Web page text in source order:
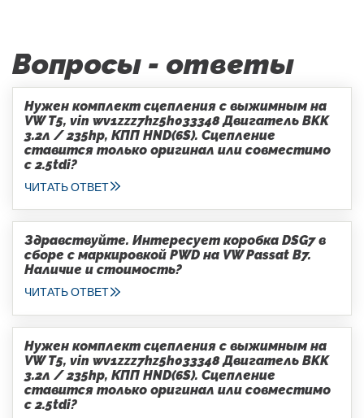
Вопросы - ответы
Нужен комплект сцепления с выжимным на
VW T5, vin wv1zzz7hz5h033348 Двигатель BKK
3.2л / 235hp, КПП HND(6S). Сцепление
ставится только оригинал или совместимо
с 2.5tdi?
ЧИТАТЬ ОТВЕТ
Здравствуйте. Интересует коробка DSG7 в
сборе с маркировкой PWD на VW Passat B7.
Наличие и стоимость?
ЧИТАТЬ ОТВЕТ
Нужен комплект сцепления с выжимным на
VW T5, vin wv1zzz7hz5h033348 Двигатель BKK
3.2л / 235hp, КПП HND(6S). Сцепление
ставится только оригинал или совместимо
с 2.5tdi?